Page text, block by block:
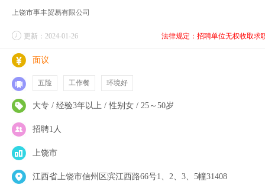
上饶市事丰贸易有限公司
更新：2024-01-26 法律规定：招聘单位无权收取求
面议
五险 工作餐 环境好
大专 / 经验3年以上 / 性别女 / 25～50岁
招聘1人
上饶市
江西省上饶市信州区滨江西路66号1、2、3、5幢31408